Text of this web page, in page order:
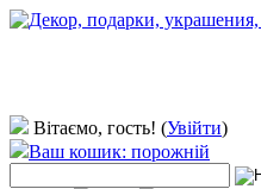
Вітаємо, гость! (Увійти)
Ваш кошик: порожній